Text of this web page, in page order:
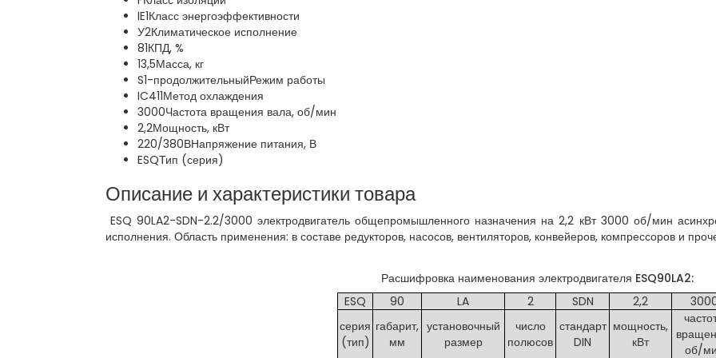
IE1Класс энергоэффективности
У2Климатическое исполнение
81КПД, %
13,5Масса, кг
S1-продолжительныйРежим работы
IC411Метод охлаждения
3000Частота вращения вала, об/мин
2,2Мощность, кВт
220/380ВНапряжение питания, В
ESQТип (серия)
Описание и характеристики товара
ESQ 90LA2-SDN-2.2/3000 электродвигатель общепромышленного назначения на 2,2 кВт 3000 об/мин
исполнения. Область применения: в составе редукторов, насосов, вентиляторов, конвейеров, компрессоров и
Расшифровка наименования электродвигателя ESQ90LA2:
ESQ
90 LA 2 SDN 2,2
серия
(тип)
габарит,
мм
установочный
размер
число
полюсов
стандарт
DIN
мощность,
кВт
об/